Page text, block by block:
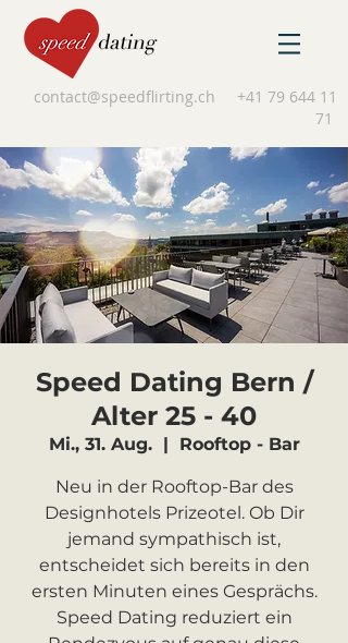
contact@speedflirting.ch
+41 79 644 11
71
Speed Dating Bern /
Alter 25 - 40
Mi., 31. Aug.
  |
Rooftop - Bar
Neu in der Rooftop-Bar des
Designhotels Prizeotel. Ob Dir
jemand sympathisch ist,
entscheidet sich bereits in den
ersten Minuten eines Gesprächs.
Speed Dating reduziert ein